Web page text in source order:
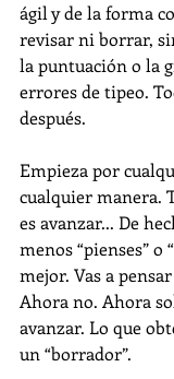
ágil y de la forma
revisar ni borrar,
la puntuación o la
errores de tipeo.
después.
Empieza por
cualquier manera.
es avanzar... De
menos “pienses” o
mejor. Vas a
Ahora no. Ahora
avanzar. Lo que
un “borrador”.